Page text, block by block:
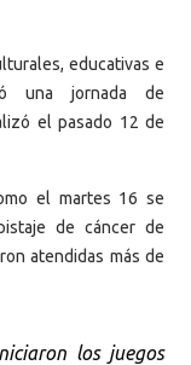
educativas e
una jornada de
el pasado 12 de
el martes 16 se
de cáncer de
atendidas más de
los juegos